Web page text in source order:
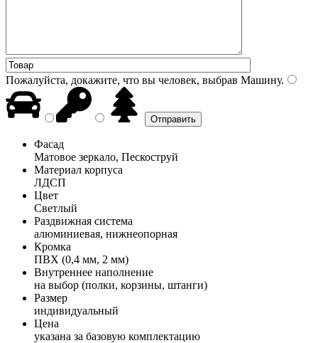
Пожалуйста, докажите, что вы человек, выбрав Машину.
Фасад
Матовое зеркало, Пескоструй
Материал корпуса
ЛДСП
Цвет
Светлый
Раздвижная система
алюминиевая, нижнеопорная
Кромка
ПВХ (0,4 мм, 2 мм)
Внутреннее наполнение
на выбор (полки, корзины, штанги)
Размер
индивидуальный
Цена
указана за базовую комплектацию